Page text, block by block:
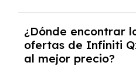
autónomos, justificante
algunos casos, un
inicial.
¿Dónde encontrar
ofertas de Infiniti
al mejor precio?